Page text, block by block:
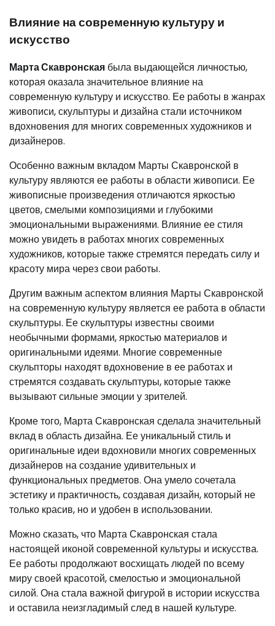
Влияние на современную культуру и
искусство
Марта Скавронская была выдающейся личностью,
которая оказала значительное влияние на
современную культуру и искусство. Ее работы в жанрах
живописи, скульптуры и дизайна стали источником
вдохновения для многих современных художников и
дизайнеров.
Особенно важным вкладом Марты Скавронской в
культуру являются ее работы в области живописи. Ее
живописные произведения отличаются яркостью
цветов, смелыми композициями и глубокими
эмоциональными выражениями. Влияние ее стиля
можно увидеть в работах многих современных
художников, которые также стремятся передать силу и
красоту мира через свои работы.
Другим важным аспектом влияния Марты Скавронской
на современную культуру является ее работа в области
скульптуры. Ее скульптуры известны своими
необычными формами, яркостью материалов и
оригинальными идеями. Многие современные
скульпторы находят вдохновение в ее работах и
стремятся создавать скульптуры, которые также
вызывают сильные эмоции у зрителей.
Кроме того, Марта Скавронская сделала значительный
вклад в область дизайна. Ее уникальный стиль и
оригинальные идеи вдохновили многих современных
дизайнеров на создание удивительных и
функциональных предметов. Она умело сочетала
эстетику и практичность, создавая дизайн, который не
только красив, но и удобен в использовании.
Можно сказать, что Марта Скавронская стала
настоящей иконой современной культуры и искусства.
Ее работы продолжают восхищать людей по всему
миру своей красотой, смелостью и эмоциональной
силой. Она стала важной фигурой в истории искусства
и оставила неизгладимый след в нашей культуре.